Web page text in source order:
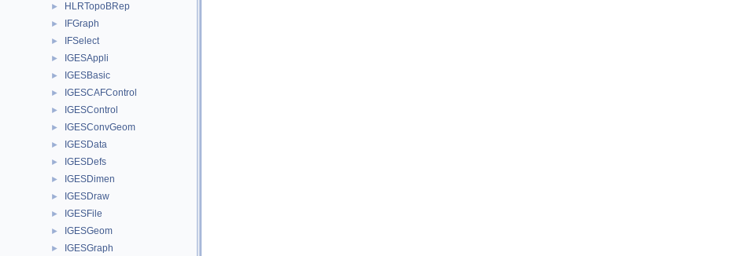
► HLRTopoBRep
► IFGraph
► IFSelect
► IGESAppli
► IGESBasic
► IGESCAFControl
► IGESControl
► IGESConvGeom
► IGESData
► IGESDefs
► IGESDimen
► IGESDraw
► IGESFile
► IGESGeom
► IGESGraph